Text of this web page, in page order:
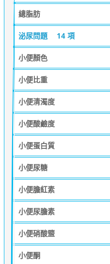
總脂肪
泌尿問題 14 項
小便顏色
小便比重
小便清濁度
小便酸鹼度
小便蛋白質
小便尿糖
小便膽紅素
小便尿膽素
小便硝酸盬
小便酮